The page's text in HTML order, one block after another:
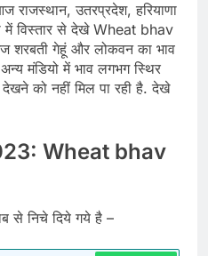
उतरप्रदेश, हरियाणा
में विस्तार से देखे Wheat bhav
गेहूं और लोकवन का भाव
मंडियो में भाव लगभग स्थिर
को नहीं मिल पा रही है. देखे
Wheat bhav
से निचे दिये गये है –